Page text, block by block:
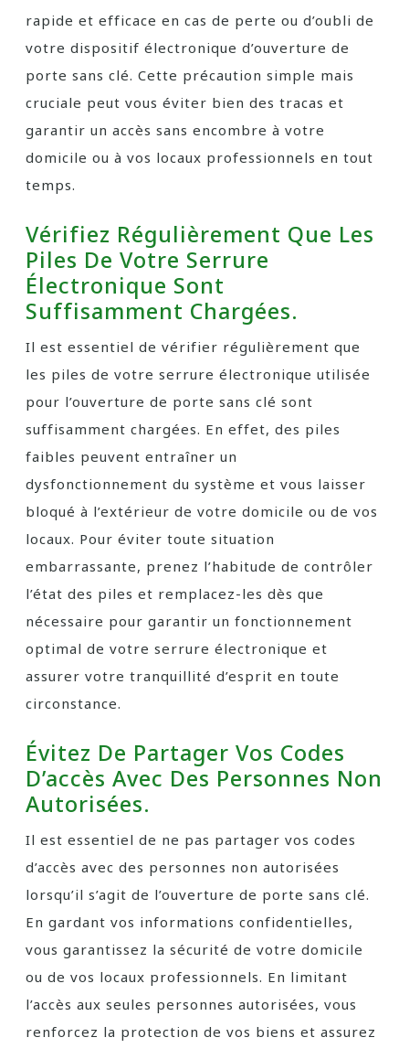
rapide et efficace en cas de perte ou d’oubli de
votre dispositif électronique d’ouverture de
porte sans clé. Cette précaution simple mais
cruciale peut vous éviter bien des tracas et
garantir un accès sans encombre à votre
domicile ou à vos locaux professionnels en tout
temps.
Vérifiez Régulièrement Que Les
Piles De Votre Serrure
Électronique Sont
Suffisamment Chargées.
Il est essentiel de vérifier régulièrement que
les piles de votre serrure électronique utilisée
pour l’ouverture de porte sans clé sont
suffisamment chargées. En effet, des piles
faibles peuvent entraîner un
dysfonctionnement du système et vous laisser
bloqué à l’extérieur de votre domicile ou de vos
locaux. Pour éviter toute situation
embarrassante, prenez l’habitude de contrôler
l’état des piles et remplacez-les dès que
nécessaire pour garantir un fonctionnement
optimal de votre serrure électronique et
assurer votre tranquillité d’esprit en toute
circonstance.
Évitez De Partager Vos Codes
D’accès Avec Des Personnes Non
Autorisées.
Il est essentiel de ne pas partager vos codes
d’accès avec des personnes non autorisées
lorsqu’il s’agit de l’ouverture de porte sans clé.
En gardant vos informations confidentielles,
vous garantissez la sécurité de votre domicile
ou de vos locaux professionnels. En limitant
l’accès aux seules personnes autorisées, vous
renforcez la protection de vos biens et assurez